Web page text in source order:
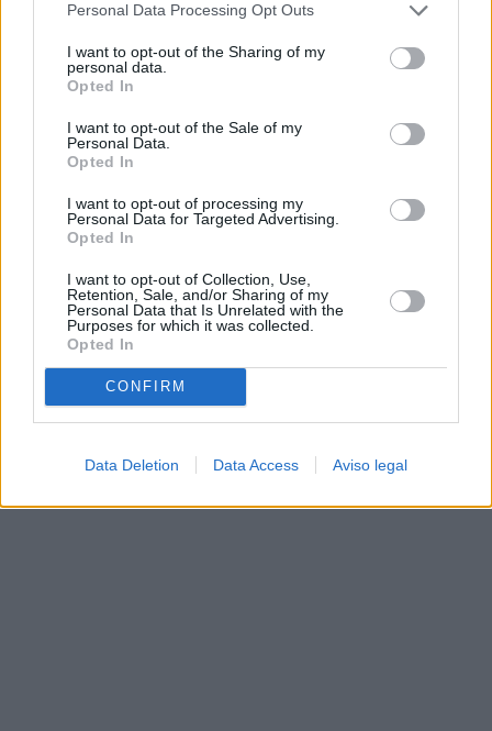
negar su consentimiento. Tenga en cuenta que algún
de su consentimiento, pero usted tiene el derecho de
rechazar tal procesamiento. Sus preferencias se aplicarán
cualquier momento entrando de nuevo en este sitio web o
visitando nuestra política de privacidad.
Personal Data Processing Opt Outs
I want to opt-out of the Sharing of my
personal data.
Opted In
I want to opt-out of the Sale of my
Personal Data.
Opted In
I want to opt-out of processing my
Personal Data for Targeted Advertising.
Opted In
I want to opt-out of Collection, Use,
Retention, Sale, and/or Sharing of my
Personal Data that Is Unrelated with the
Purposes for which it was collected.
Opted In
CONFIRM
Data Deletion Data Access Aviso legal